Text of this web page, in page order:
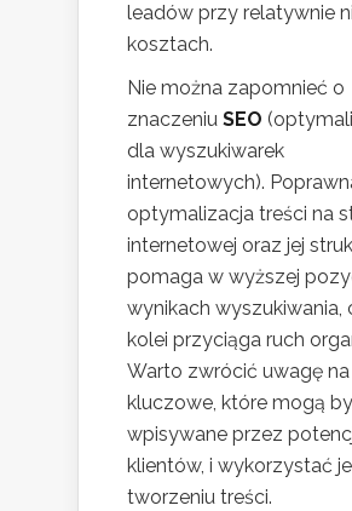
leadów przy relatywnie
kosztach.
Nie można zapomnieć o
znaczeniu SEO
dla wyszukiwarek
internetowych).
optymalizacja treści na
internetowej oraz jej
pomaga w wyższej
wynikach wyszukiwania,
kolei przyciąga ruch
Warto zwrócić uwagę na
kluczowe, które mogą
wpisywane przez
klientów, i wykorzystać
tworzeniu treści.